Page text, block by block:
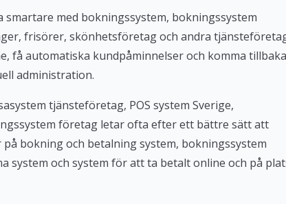
med bokningssystem, bokningssystem
frisörer, skönhetsföretag och andra
få automatiska kundpåminnelser och komma tillbaka
administration.
tjänsteföretag, POS system Sverige,
företag letar ofta efter ett bättre sätt att
bokning och betalning system, bokningssystem
system och system för att ta betalt online och på